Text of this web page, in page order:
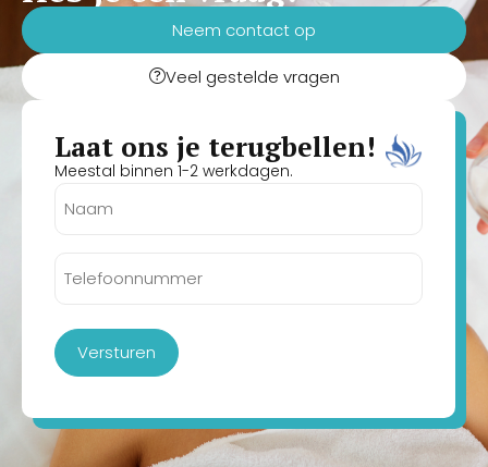
Neem contact op
Veel gestelde vragen
Laat ons je terugbellen!
Meestal binnen 1-2 werkdagen.
Versturen